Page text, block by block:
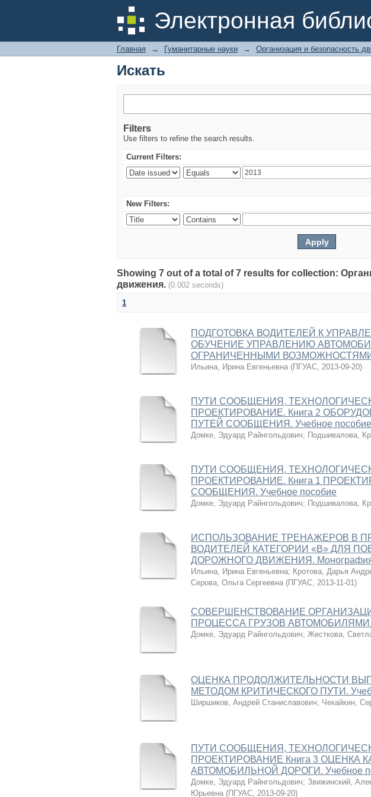
Электронная
Искать
Главная → Гуманитарные науки → Организация и безопасность
Искать
Filters
Use filters to refine the search results.
Current Filters:
New Filters:
Showing 7 out of a total of 7 results for collection:
движения. (0.002 seconds)
1
ПОДГОТОВКА ВОДИТЕЛЕЙ К
ОБУЧЕНИЕ УПРАВЛЕНИЮ
ОГРАНИЧЕННЫМИ ВОЗМОЖНОСТЯМИ.
Ильина, Ирина Евгеньевна (ПГУАС, 2013-09-20)
ПУТИ СООБЩЕНИЯ,
ПРОЕКТИРОВАНИЕ. Книга 2
ПУТЕЙ СООБЩЕНИЯ. Учебное пособие
Домке, Эдуард Райнгольдович; Подшивалова,
ПУТИ СООБЩЕНИЯ,
ПРОЕКТИРОВАНИЕ. Книга 1
СООБЩЕНИЯ. Учебное пособие
Домке, Эдуард Райнгольдович; Подшивалова,
ИСПОЛЬЗОВАНИЕ ТРЕНАЖЕРОВ В
ВОДИТЕЛЕЙ КАТЕГОРИИ «В» ДЛЯ
ДОРОЖНОГО ДВИЖЕНИЯ.
Ильина, Ирина Евгеньевна; Кротова, Дарья
Серова, Ольга Сергеевна (ПГУАС, 2013-11-01)
СОВЕРШЕНСТВОВАНИЕ
ПРОЦЕССА ГРУЗОВ АВТОМОБИЛЯМИ.
Домке, Эдуард Райнгольдович; Жесткова,
ОЦЕНКА ПРОДОЛЖИТЕЛЬНОСТИ
МЕТОДОМ КРИТИЧЕСКОГО ПУТИ.
Ширшиков, Андрей Станиславович; Чекайкин,
ПУТИ СООБЩЕНИЯ,
ПРОЕКТИРОВАНИЕ Книга 3 ОЦЕНКА
АВТОМОБИЛЬНОЙ ДОРОГИ. Учебное
Домке, Эдуард Райнгольдович; Звижинский,
Юрьевна (ПГУАС, 2013-09-20)